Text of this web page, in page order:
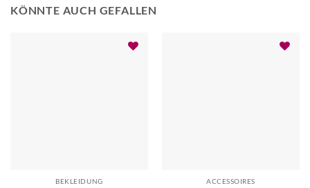
KÖNNTE AUCH GEFALLEN
BEKLEIDUNG ACCESSOIRES